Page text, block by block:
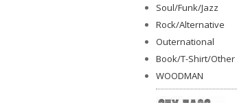
Soul/Funk/Jazz
Rock/Alternative
Outernational
Book/T-Shirt/Other
WOODMAN